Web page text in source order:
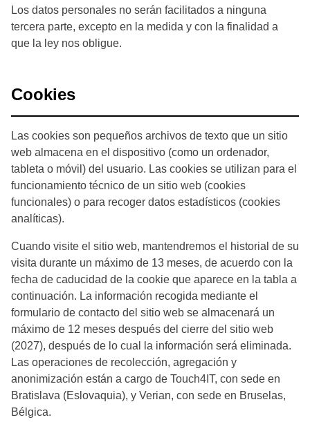
Los datos personales no serán facilitados a ninguna
tercera parte, excepto en la medida y con la finalidad a
que la ley nos obligue.
Cookies
Las cookies son pequeños archivos de texto que un sitio
web almacena en el dispositivo (como un ordenador,
tableta o móvil) del usuario. Las cookies se utilizan para el
funcionamiento técnico de un sitio web (cookies
funcionales) o para recoger datos estadísticos (cookies
analíticas).
Cuando visite el sitio web, mantendremos el historial de su
visita durante un máximo de 13 meses, de acuerdo con la
fecha de caducidad de la cookie que aparece en la tabla a
continuación. La información recogida mediante el
formulario de contacto del sitio web se almacenará un
máximo de 12 meses después del cierre del sitio web
(2027), después de lo cual la información será eliminada.
Las operaciones de recolección, agregación y
anonimización están a cargo de Touch4IT, con sede en
Bratislava (Eslovaquia), y Verian, con sede en Bruselas,
Bélgica.